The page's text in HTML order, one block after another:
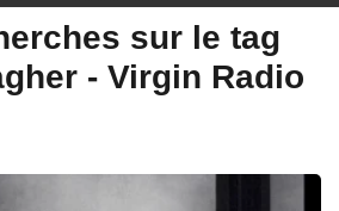
sur le tag
- Virgin Radio